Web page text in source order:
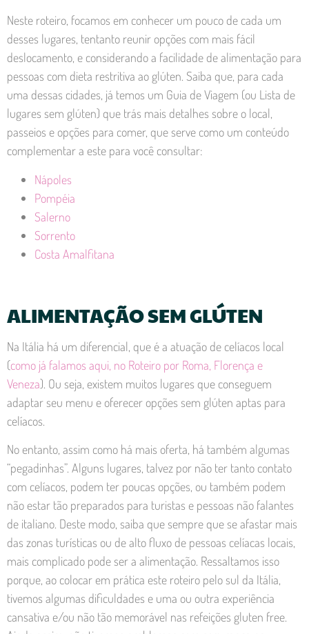
Neste roteiro, focamos em conhecer um pouco de cada um
desses lugares, tentanto reunir opções com mais fácil
deslocamento, e considerando a facilidade de alimentação para
pessoas com dieta restritiva ao glúten. Saiba que, para cada
uma dessas cidades, já temos um Guia de Viagem (ou Lista de
lugares sem glúten) que trás mais detalhes sobre o local,
passeios e opções para comer, que serve como um conteúdo
complementar a este para você consultar:
Nápoles
Pompéia
Salerno
Sorrento
Costa Amalfitana
ALIMENTAÇÃO SEM GLÚTEN
Na Itália há um diferencial, que é a atuação de celíacos local
(como já falamos aqui, no Roteiro por Roma, Florença e
Veneza). Ou seja, existem muitos lugares que conseguem
adaptar seu menu e oferecer opções sem glúten aptas para
celíacos.
No entanto, assim como há mais oferta, há também algumas
“pegadinhas”. Alguns lugares, talvez por não ter tanto contato
com celíacos, podem ter poucas opções, ou também podem
não estar tão preparados para turistas e pessoas não falantes
de italiano. Deste modo, saiba que sempre que se afastar mais
das zonas turísticas ou de alto fluxo de pessoas celíacas locais,
mais complicado pode ser a alimentação. Ressaltamos isso
porque, ao colocar em prática este roteiro pelo sul da Itália,
tivemos algumas dificuldades e uma ou outra experiência
cansativa e/ou não tão memorável nas refeições gluten free.